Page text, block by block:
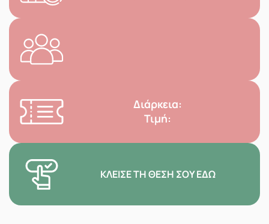
Διάρκεια:
Τιμή:
ΚΛΕΊΣΕ ΤΗ ΘΈΣΗ ΣΟΥ ΕΔΏ